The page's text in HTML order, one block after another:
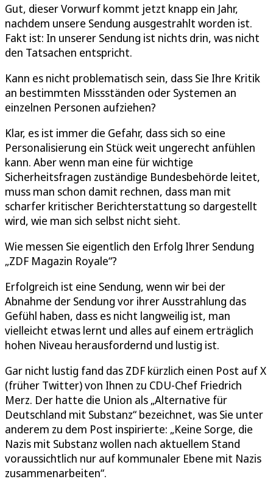
Gut, dieser Vorwurf kommt jetzt knapp ein Jahr,
nachdem unsere Sendung ausgestrahlt worden ist.
Fakt ist: In unserer Sendung ist nichts drin, was nicht
den Tatsachen entspricht.
Kann es nicht problematisch sein, dass Sie Ihre Kritik
an bestimmten Missständen oder Systemen an
einzelnen Personen aufziehen?
Klar, es ist immer die Gefahr, dass sich so eine
Personalisierung ein Stück weit ungerecht anfühlen
kann. Aber wenn man eine für wichtige
Sicherheitsfragen zuständige Bundesbehörde leitet,
muss man schon damit rechnen, dass man mit
scharfer kritischer Berichterstattung so dargestellt
wird, wie man sich selbst nicht sieht.
Wie messen Sie eigentlich den Erfolg Ihrer Sendung
„ZDF Magazin Royale“?
Erfolgreich ist eine Sendung, wenn wir bei der
Abnahme der Sendung vor ihrer Ausstrahlung das
Gefühl haben, dass es nicht langweilig ist, man
vielleicht etwas lernt und alles auf einem erträglich
hohen Niveau herausfordernd und lustig ist.
Gar nicht lustig fand das ZDF kürzlich einen Post auf X
(früher Twitter) von Ihnen zu CDU-Chef Friedrich
Merz. Der hatte die Union als „Alternative für
Deutschland mit Substanz“ bezeichnet, was Sie unter
anderem zu dem Post inspirierte: „Keine Sorge, die
Nazis mit Substanz wollen nach aktuellem Stand
voraussichtlich nur auf kommunaler Ebene mit Nazis
zusammenarbeiten“.